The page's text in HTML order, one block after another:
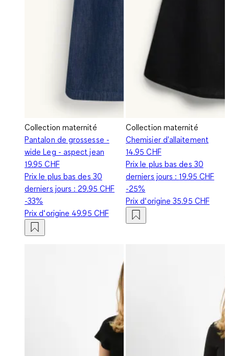
Collection maternité
Pantalon de grossesse -
wide Leg - aspect jean
19.95 CHF
Prix le plus bas des 30
derniers jours : 29.95 CHF
-33%
Prix d‘origine 49.95 CHF
Collection maternité
Chemisier d'allaitement
14.95 CHF
Prix le plus bas des 30
derniers jours :19.95 CHF
-25%
Prix d‘origine35.95 CHF